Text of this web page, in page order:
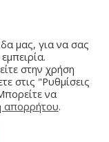
μας, για να σας
στην χρήση
στις "Ρυθμίσεις
να
απορρήτου.